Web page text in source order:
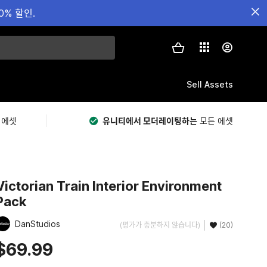
할인.
Sell Assets
셋 유니티에서 모더레이팅하는 모든 에셋
Train Interior Environment
DanStudios (평가가 충분하지 않습니다) (20)